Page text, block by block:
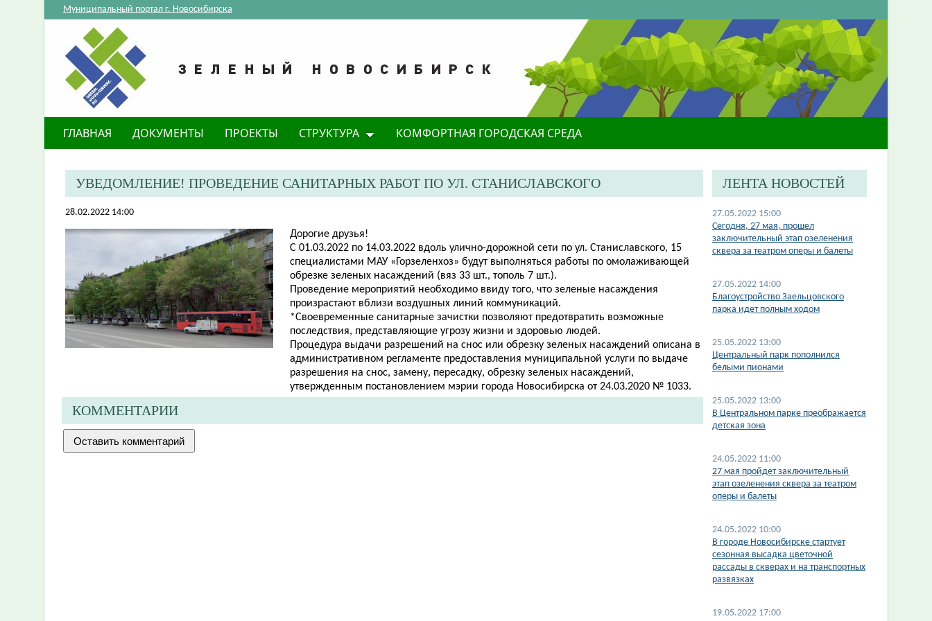
Муниципальный портал г. Новосибирска
ГЛАВНАЯ ДОКУМЕНТЫ ПРОЕКТЫ СТРУКТУРА КОМФОРТНАЯ ГОРОДСКАЯ СРЕДА
​УВЕДОМЛЕНИЕ! ПРОВЕДЕНИЕ САНИТАРНЫХ РАБОТ ПО УЛ. СТАНИСЛАВСКОГО
28.02.2022 14:00
Дорогие друзья!
С 01.03.2022 по 14.03.2022 вдоль улично-дорожной сети по ул. Станиславского, 15
специалистами МАУ «Горзеленхоз» будут выполняться работы по омолаживающей
обрезке зеленых насаждений (вяз 33 шт., тополь 7 шт.).
Проведение мероприятий необходимо ввиду того, что зеленые насаждения
произрастают вблизи воздушных линий коммуникаций.
*Своевременные санитарные зачистки позволяют предотвратить возможные
последствия, представляющие угрозу жизни и здоровью людей.
Процедура выдачи разрешений на снос или обрезку зеленых насаждений описана в
административном регламенте предоставления муниципальной услуги по выдаче
разрешения на снос, замену, пересадку, обр​езку зеленых насаждений,
утвержденным постановлением мэрии города Новосибирска от 24.03.2020 № 1033.​
КОММЕНТАРИИ
ЛЕНТА НОВОСТЕЙ
27.05.2022 15:00
Сегодня, 27 мая, прошел
заключительный этап озеленения
сквера за театром оперы и балеты
27.05.2022 14:00
Благоустройство Заельцовского
парка идет полным ходом
25.05.2022 13:00
Центральный парк пополнился
белыми пионами
25.05.2022 13:00
В Центральном парке преображается
детская зона
24.05.2022 11:00
27 мая пройдет заключительный
этап озеленения сквера за театром
оперы и балеты
24.05.2022 10:00
В городе Новосибирске стартует
сезонная высадка цветочной
рассады в скверах и на транспортных
развязках
19.05.2022 17:00